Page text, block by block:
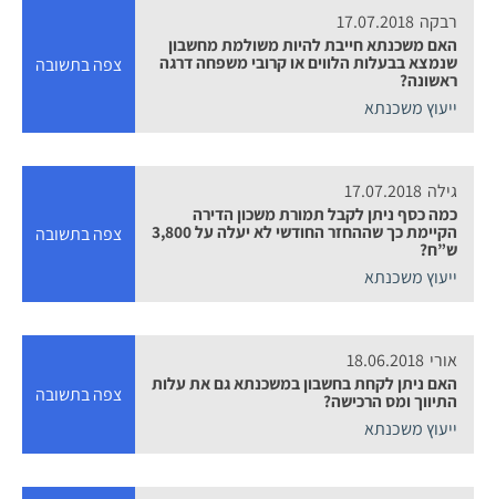
רבקה 17.07.2018
האם משכנתא חייבת להיות משולמת מחשבון
שנמצא בבעלות הלווים או קרובי משפחה דרגה
ראשונה?
ייעוץ משכנתא
צפה בתשובה
גילה 17.07.2018
כמה כסף ניתן לקבל תמורת משכון הדירה
הקיימת כך שההחזר החודשי לא יעלה על 3,800
ש”ח?
ייעוץ משכנתא
צפה בתשובה
אורי 18.06.2018
האם ניתן לקחת בחשבון במשכנתא גם את עלות
התיווך ומס הרכישה?
ייעוץ משכנתא
צפה בתשובה